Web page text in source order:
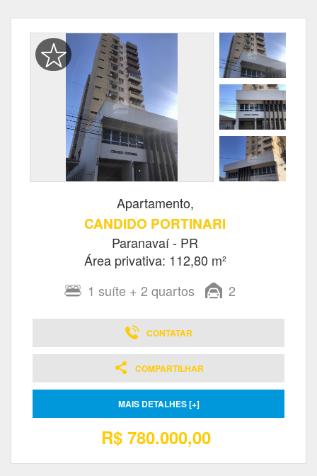
Apartamento,
CANDIDO PORTINARI
Paranavaí - PR
Área privativa: 112,80 m²
1 suíte + 2 quartos 2
CONTATAR
COMPARTILHAR
MAIS DETALHES [+]
R$ 780.000,00